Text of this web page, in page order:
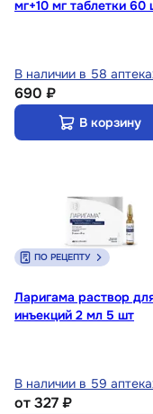
мг+10 мг таблетки 60
В наличии в 58
690 ₽
В корзину
ПО РЕЦЕПТУ
Ларигама раствор
инъекций 2 мл 5 шт
В наличии в 59
от327 ₽